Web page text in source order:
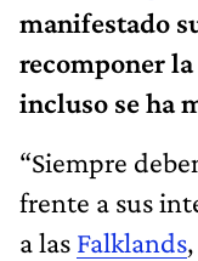
manifestado
recomponer
incluso se ha
“Siempre
frente a sus
a las Falklands